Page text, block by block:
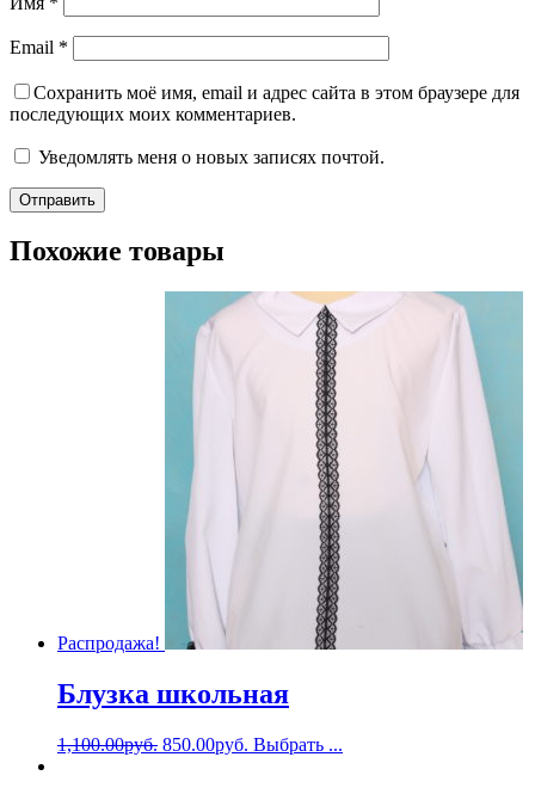
Email *
Сохранить моё имя, email и адрес сайта в этом браузере для
последующих моих комментариев.
Уведомлять меня о новых записях почтой.
Похожие товары
Распродажа!
Блузка школьная
1,100.00руб. 850.00руб. Выбрать ...